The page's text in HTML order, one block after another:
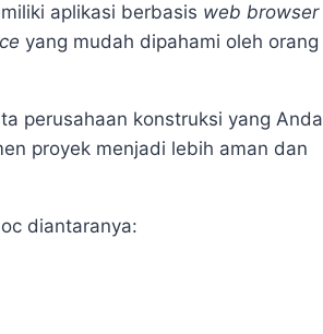
aplikasi berbasis web browser
yang mudah dipahami oleh orang
perusahaan konstruksi yang Anda
proyek menjadi lebih aman dan
diantaranya: